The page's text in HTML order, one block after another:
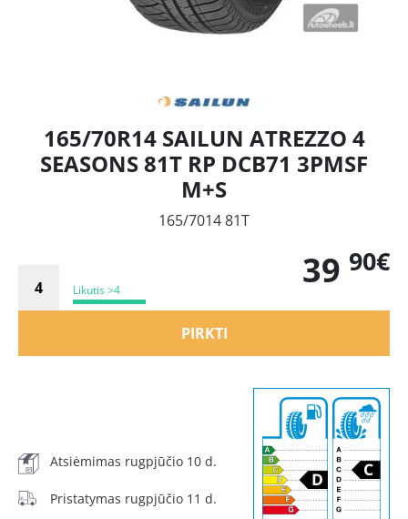
165/70R14 SAILUN ATREZZO 4
SEASONS 81T RP DCB71 3PMSF
M+S
165/7014 81T
Likutis >4 39 90€
PIRKTI
Atsiėmimas rugpjūčio 10 d.
Pristatymas rugpjūčio 11 d.